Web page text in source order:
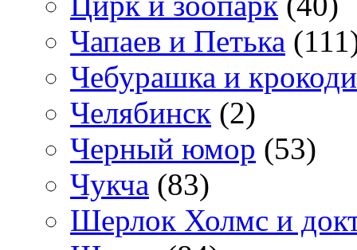
Чапаев и Петька
Чебурашка и
Челябинск (2)
Черный юмор (53)
Чукча (83)
Шерлок Холмс и